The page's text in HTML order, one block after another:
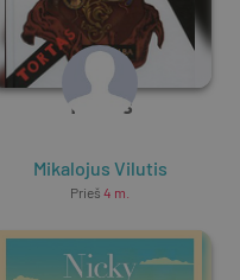
Tortas
Mikalojus Vilutis
Prieš 4 m.